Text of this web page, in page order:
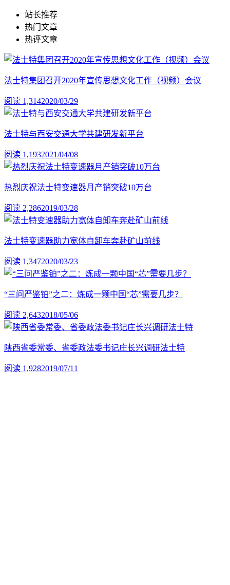
站长推荐
热门文章
热评文章
法士特集团召开2020年宣传思想文化工作（视频）会议
阅读 1,3142020/03/29
法士特与西安交通大学共建研发新平台
阅读 1,1932021/04/08
热烈庆祝法士特变速器月产销突破10万台
阅读 2,2862019/03/28
法士特变速器助力宽体自卸车奔赴矿山前线
阅读 1,3472020/03/23
“三问严鉴铂”之二：炼成一颗中国“芯”需要几步？
阅读 2,6432018/05/06
陕西省委常委、省委政法委书记庄长兴调研法士特
阅读 1,9282019/07/11